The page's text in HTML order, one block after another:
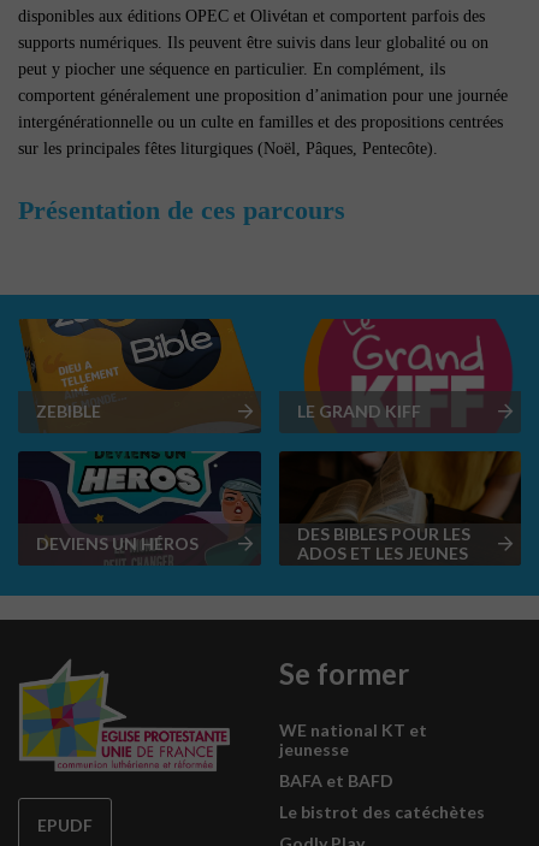
disponibles aux éditions OPEC et Olivétan et comportent parfois des
supports numériques. Ils peuvent être suivis dans leur globalité ou on
peut y piocher une séquence en particulier. En complément, ils
comportent généralement une proposition d’animation pour une journée
intergénérationnelle ou un culte en familles et des propositions centrées
sur les principales fêtes liturgiques (Noël, Pâques, Pentecôte).
Présentation de ces parcours
ZEBIBLE LE GRAND KIFF
DEVIENS UN HÉROS
DES BIBLES POUR LES
ADOS ET LES JEUNES
EPUDF
Se former
WE national KT et
jeunesse
BAFA et BAFD
Le bistrot des catéchètes